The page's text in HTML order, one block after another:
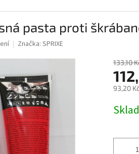
pasta proti
Značka: SPRIXE
133,10
93,20
cena: